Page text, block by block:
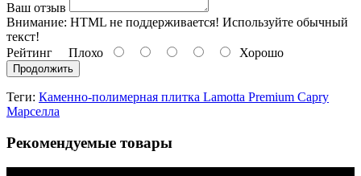
Ваш отзыв
Внимание: HTML не поддерживается! Используйте обычный
текст!
Рейтинг Плохо Хорошо
Продолжить
Теги: Каменно-полимерная плитка Lamotta Premium Capry
Марселла
Рекомендуемые товары